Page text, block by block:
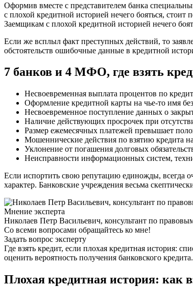
Оформив вместе с представителем банка
с плохой кредитной историей нечего бояться,
Заемщикам с плохой кредитной историей нечего
Если же всплыл факт преступных действий, то
обстоятельств ошибочные данные в кредитной
7 банков и 4 МФО, где взять
Несвоевременная выплата процентов по
Оформление кредитной карты на чье-то имя
Несвоевременное поступление данных о
Наличие действующих просрочек при
Размер ежемесячных платежей превышает
Мошеннические действия по взятию кредита
Уклонение от погашения долговых
Неисправности информационных систем,
Если испортить свою репутацию единожды, всегда
характер. Банковские учреждения весьма
Мнение эксперта
Николаев Петр Васильевич, консультант по
Со всеми вопросами обращайтесь ко мне!
Задать вопрос эксперту
Где взять кредит, если плохая кредитная история:
оценить вероятность получения банковского
Плохая кредитная история: как